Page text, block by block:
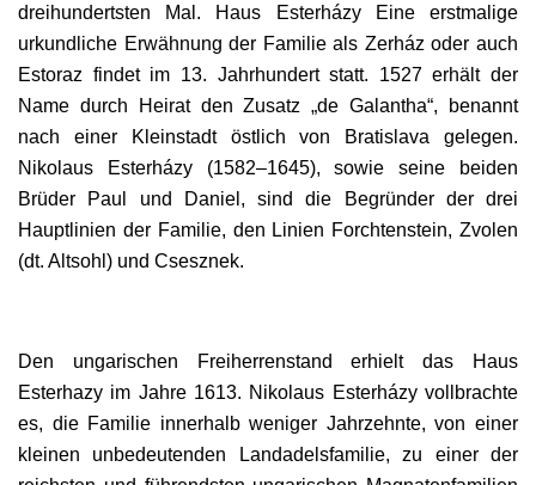
dreihundertsten Mal. Haus Esterházy Eine erstmalige
urkundliche Erwähnung der Familie als Zerház oder auch
Estoraz findet im 13. Jahrhundert statt. 1527 erhält der
Name durch Heirat den Zusatz „de Galantha“, benannt
nach einer Kleinstadt östlich von Bratislava gelegen.
Nikolaus Esterházy (1582–1645), sowie seine beiden
Brüder Paul und Daniel, sind die Begründer der drei
Hauptlinien der Familie, den Linien Forchtenstein, Zvolen
(dt. Altsohl) und Csesznek.
Den ungarischen Freiherrenstand erhielt das Haus
Esterhazy im Jahre 1613. Nikolaus Esterházy vollbrachte
es, die Familie innerhalb weniger Jahrzehnte, von einer
kleinen unbedeutenden Landadelsfamilie, zu einer der